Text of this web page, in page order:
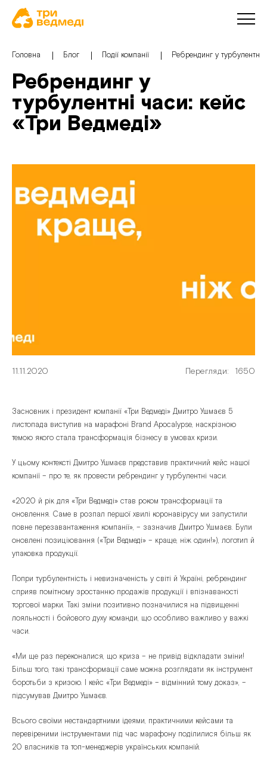
Головна Блог Події компанії Ребрендинг у турбулентні
Ребрендинг у
турбулентні часи: кейс
«Три Ведмеді»
11.11.2020 Перегляди: 1650
Засновник і президент компанії «Три Ведмеді» Дмитро Ушмаєв 5
листопада виступив на марафоні Brand Apocalypse, наскрізною
темою якого стала трансформація бізнесу в умовах кризи.
У цьому контексті Дмитро Ушмаєв представив практичний кейс нашої
компанії – про те, як провести ребрендинг у турбулентні часи.
«2020 й рік для «Три Ведмеді» став роком трансформації та
оновлення. Саме в розпал першої хвилі коронавірусу ми запустили
повне перезавантаження компанії», – зазначив Дмитро Ушмаєв. Були
оновлені позиціювання («Три Ведмеді» – краще, ніж один!»), логотип й
упаковка продукції.
Попри турбулентність і невизначеність у світі й Україні, ребрендинг
сприяв помітному зростанню продажів продукції і впізнаваності
торгової марки. Такі зміни позитивно позначилися на підвищенні
лояльності і бойового духу команди, що особливо важливо у важкі
часи.
«Ми ще раз переконалися, що криза – не привід відкладати зміни!
Більш того, такі трансформації саме можна розглядати як інструмент
боротьби з кризою. І кейс «Три Ведмеді» – відмінний тому доказ», –
підсумував Дмитро Ушмаєв.
Всього своїми нестандартними ідеями, практичними кейсами та
перевіреними інструментами під час марафону поділилися більш як
20 власників та топ-менеджерів українських компаній.